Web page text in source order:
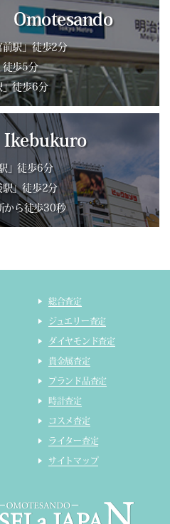
Omotesando
前駅」徒歩2分
徒歩5分
」徒歩6分
」徒歩6分
駅」徒歩2分
から徒歩30秒
総合査定
ジュエリー査定
ダイヤモンド査定
貴金属査定
ブランド品査定
時計査定
コスメ査定
ライター査定
サイトマップ